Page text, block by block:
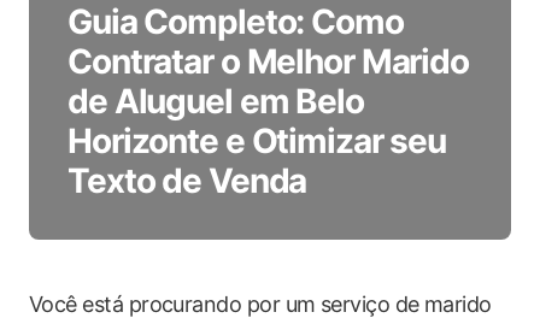
Guia Completo: Como
Contratar o Melhor Marido
de Aluguel em Belo
Horizonte e Otimizar seu
Texto de Venda
Você está procurando por um serviço de marido